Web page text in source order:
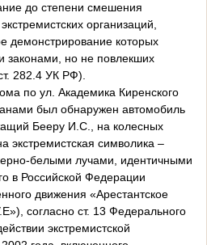
до степени смешения
организаций,
демонстрирование которых
но не повлекших
282.4 УК РФ).
по ул. Академика Киренского
был обнаружен автомобиль
Бееру И.С., на колесных
экстремистская символика –
белыми лучами, идентичными
в Российской Федерации
движения «Арестантское
согласно ст. 13 Федерального
экстремистской